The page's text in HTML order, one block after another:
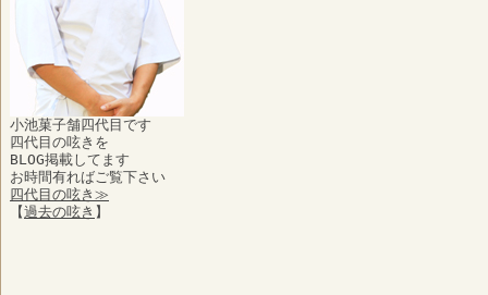
小池菓子舗四代目です
四代目の呟きを
BLOG掲載してます
お時間有ればご覧下さい
四代目の呟き≫
【過去の呟き 】